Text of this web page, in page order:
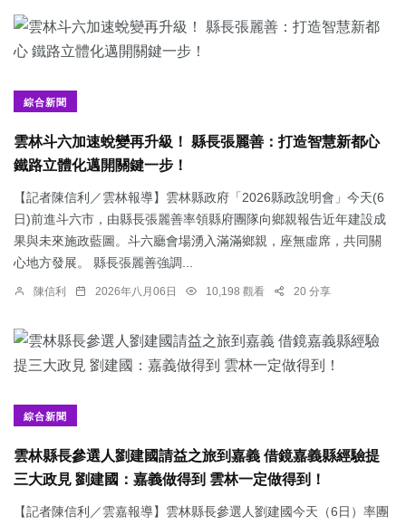
綜合新聞
雲林斗六加速蛻變再升級！ 縣長張麗善：打造智慧新都心
鐵路立體化邁開關鍵一步！
【記者陳信利／雲林報導】雲林縣政府「2026縣政說明會」今天(6
日)前進斗六市，由縣長張麗善率領縣府團隊向鄉親報告近年建設成
果與未來施政藍圖。斗六廳會場湧入滿滿鄉親，座無虛席，共同關
心地方發展。 縣長張麗善強調...
陳信利 2026年八月06日 10,198 觀看 20 分享
綜合新聞
雲林縣長參選人劉建國請益之旅到嘉義 借鏡嘉義縣經驗提
三大政見 劉建國：嘉義做得到 雲林一定做得到！
【記者陳信利／雲嘉報導】雲林縣長參選人劉建國今天（6日）率團